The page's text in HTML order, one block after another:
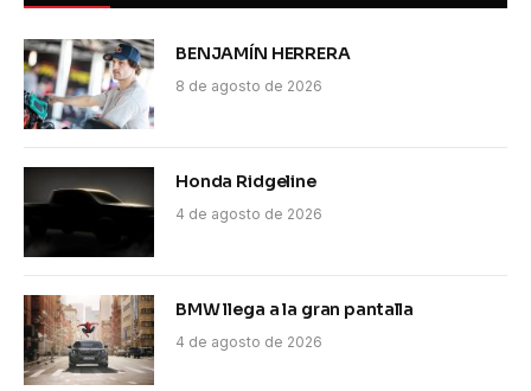
BENJAMÍN HERRERA
8 de agosto de 2026
Honda Ridgeline
4 de agosto de 2026
BMW llega a la gran pantalla
4 de agosto de 2026